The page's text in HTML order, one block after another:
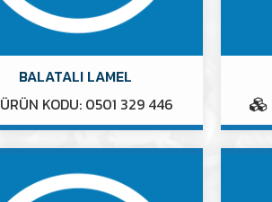
BALATALI LAMEL
ÜRÜN KODU: 0501 329 446